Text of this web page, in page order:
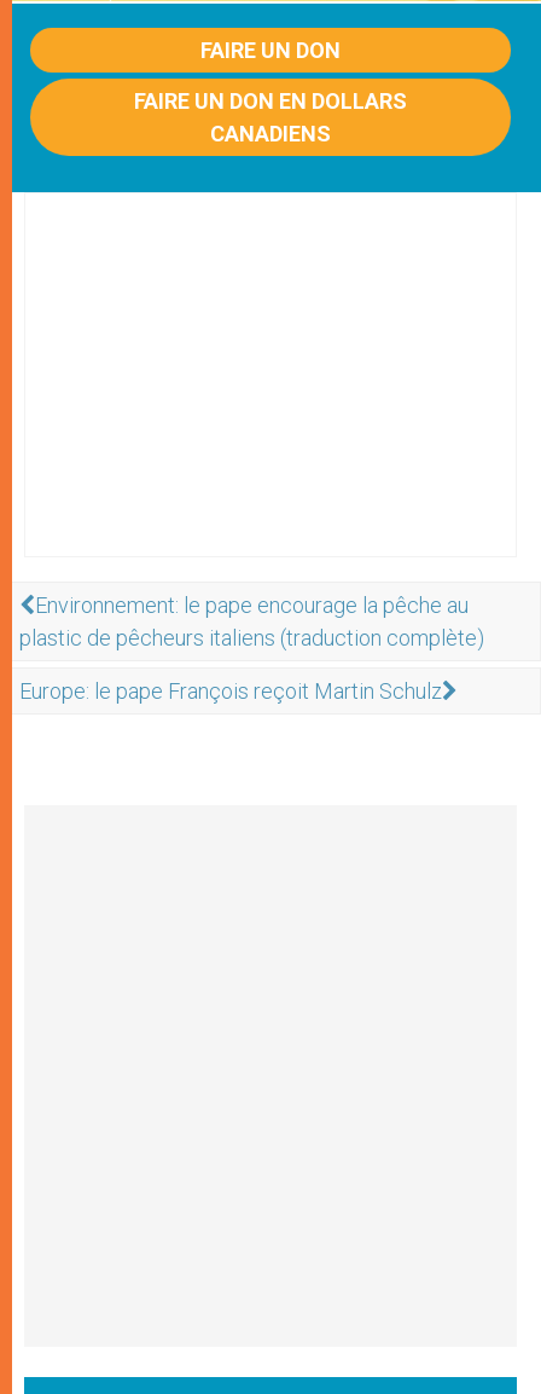
FAIRE UN DON
FAIRE UN DON EN DOLLARS
CANADIENS
Environnement: le pape encourage la pêche au
plastic de pêcheurs italiens (traduction complète)
Europe: le pape François reçoit Martin Schulz